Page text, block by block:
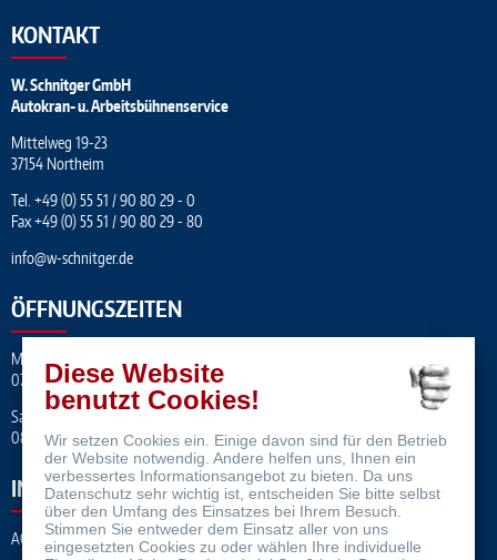
KONTAKT
W. Schnitger GmbH
Autokran- u. Arbeitsbühnenservice
Mittelweg 19-23
37154 Northeim
Tel. +49 (0) 55 51 / 90 80 29 - 0
Fax +49 (0) 55 51 / 90 80 29 - 80
info@w-schnitger.de
ÖFFNUNGSZEITEN
Mo. – Fr.
07:00 – 17:00 Uhr
Sa.
08:00 - 12:00 Uhr
INFORMATION
AGB
Diese Website
benutzt Cookies!
Wir setzen Cookies ein. Einige davon sind für den Betrieb
der Website notwendig. Andere helfen uns, Ihnen ein
verbessertes Informationsangebot zu bieten. Da uns
Datenschutz sehr wichtig ist, entscheiden Sie bitte selbst
über den Umfang des Einsatzes bei Ihrem Besuch.
Stimmen Sie entweder dem Einsatz aller von uns
eingesetzten Cookies zu oder wählen Ihre individuelle